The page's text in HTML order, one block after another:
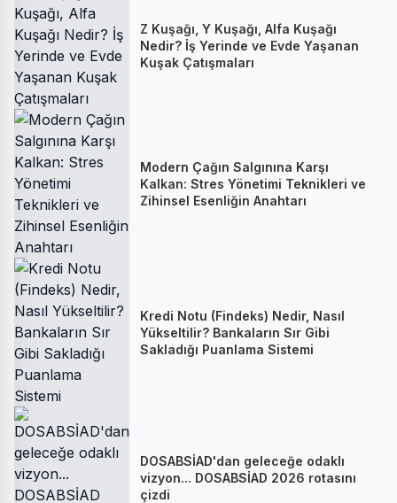
Z Kuşağı, Y Kuşağı, Alfa Kuşağı
Nedir? İş Yerinde ve Evde Yaşanan
Kuşak Çatışmaları
Modern Çağın Salgınına Karşı
Kalkan: Stres Yönetimi Teknikleri ve
Zihinsel Esenliğin Anahtarı
Kredi Notu (Findeks) Nedir, Nasıl
Yükseltilir? Bankaların Sır Gibi
Sakladığı Puanlama Sistemi
DOSABSİAD'dan geleceğe odaklı
vizyon... DOSABSİAD 2026 rotasını
çizdi